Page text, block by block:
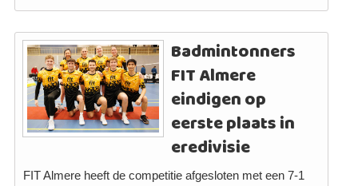
Badmintonners
FIT Almere
eindigen op
eerste plaats in
eredivisie
FIT Almere heeft de competitie afgesloten met een 7-1